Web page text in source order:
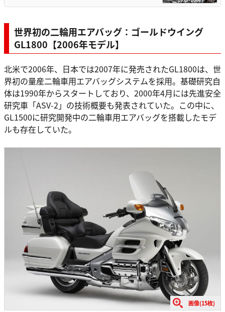
世界初の二輪用エアバッグ：ゴールドウイング
GL1800【2006年モデル】
北米で2006年、日本では2007年に発売されたGL1800は、世
界初の量産二輪車用エアバッグシステムを採用。基礎研究自
体は1990年からスタートしており、2000年4月には先進安全
研究車「ASV-2」の技術概要も発表されていた。この中に、
GL1500に研究開発中の二輪車用エアバッグを搭載したモデ
ルも存在していた。
画像(15枚)